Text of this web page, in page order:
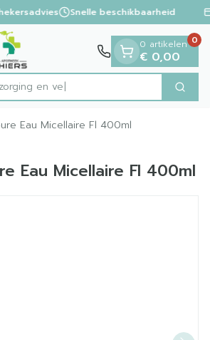
Snelle beschikbaarheid
Zoek
0 artikelen
€ 0,00
0
Eau Micellaire Fl 400ml
Eau Micellaire Fl 400ml